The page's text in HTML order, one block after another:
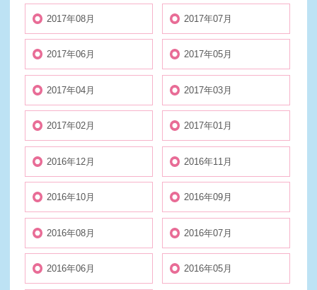
2017年08月 2017年07月
2017年06月 2017年05月
2017年04月 2017年03月
2017年02月 2017年01月
2016年12月 2016年11月
2016年10月 2016年09月
2016年08月 2016年07月
2016年06月 2016年05月